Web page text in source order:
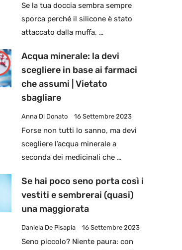
Se la tua doccia sembra sempre
sporca perché il silicone è stato
attaccato dalla muffa, …
Acqua minerale: la devi
scegliere in base ai farmaci
che assumi | Vietato
sbagliare
Anna Di Donato 16 Settembre 2023
Forse non tutti lo sanno, ma devi
scegliere l’acqua minerale a
seconda dei medicinali che …
Se hai poco seno porta così i
vestiti e sembrerai (quasi)
una maggiorata
Daniela De Pisapia 16 Settembre 2023
Seno piccolo? Niente paura: con